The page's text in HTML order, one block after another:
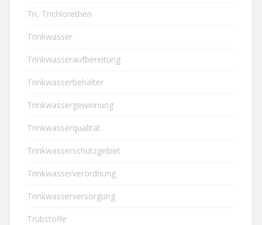
Tri, Trichlorethen
Trinkwasser
Trinkwasseraufbereitung
Trinkwasserbehälter
Trinkwassergewinnung
Trinkwasserqualität
Trinkwasserschutzgebiet
Trinkwasserverordnung
Trinkwasserversorgung
Trübstoffe